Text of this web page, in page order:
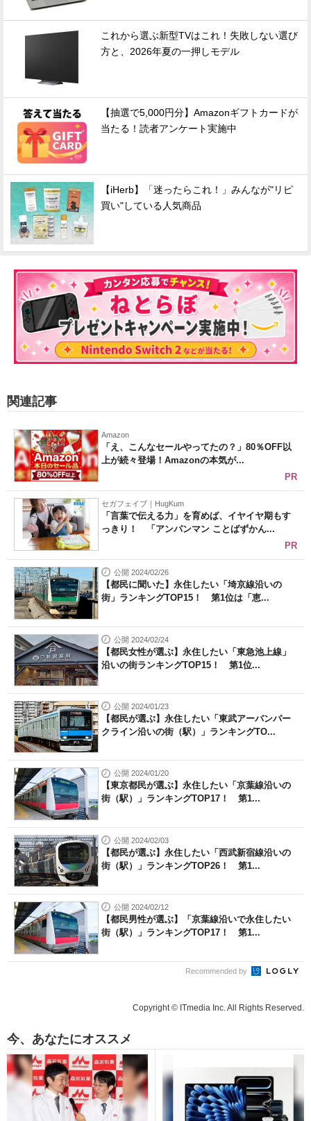
これから選ぶ新型TVはこれ！失敗しない選び
方と、2026年夏の一押しモデル
【抽選で5,000円分】Amazonギフトカードが
当たる！読者アンケート実施中
【iHerb】「迷ったらこれ！」みんなが"リピ
買い"している人気商品
関連記事
Amazon
「え、こんなセールやってたの？」80％OFF以
上が続々登場！Amazonの本気が...
PR
セガフェイブ｜HugKum
「言葉で伝える力」を育めば、イヤイヤ期もす
っきり！ 「アンパンマン ことばずかん...
PR
公開 2024/02/26
【都民に聞いた】永住したい「埼京線沿いの
街」ランキングTOP15！ 第1位は「恵...
公開 2024/02/24
【都民女性が選ぶ】永住したい「東急池上線」
沿いの街ランキングTOP15！ 第1位...
公開 2024/01/23
【都民が選ぶ】永住したい「東武アーバンパー
クライン沿いの街（駅）」ランキングTO...
公開 2024/01/20
【東京都民が選ぶ】永住したい「京葉線沿いの
街（駅）」ランキングTOP17！ 第1...
公開 2024/02/03
【都民が選ぶ】永住したい「西武新宿線沿いの
街（駅）」ランキングTOP26！ 第1...
公開 2024/02/12
【都民男性が選ぶ】「京葉線沿いで永住したい
街（駅）」ランキングTOP17！ 第1...
Recommended by
Copyright © ITmedia Inc. All Rights Reserved.
今、あなたにオススメ